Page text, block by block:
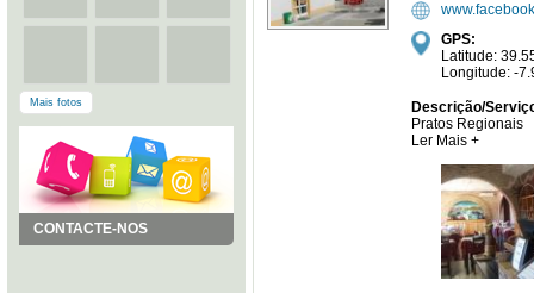
Mais fotos
CONTACTE-NOS
GPS:
Latitude:
Longitude: -
Descrição/
Pratos Regionais
Ler Mais +